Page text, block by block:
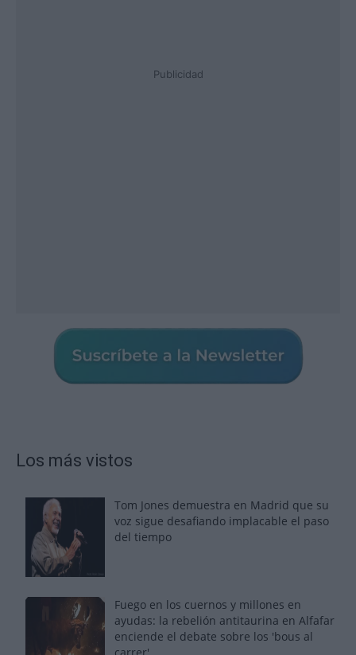
Publicidad
Los más vistos
Tom Jones demuestra en Madrid que su
voz sigue desafiando implacable el paso
del tiempo
Fuego en los cuernos y millones en
ayudas: la rebelión antitaurina en Alfafar
enciende el debate sobre los 'bous al